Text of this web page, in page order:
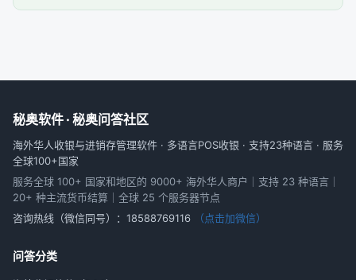
秘奥软件 · 秘奥问答社区
海外华人收银与进销存管理软件 · 多语言POS收银 · 支持23种语言 · 服务
全球100+国家
服务全球 100+ 国家和地区的 9000+ 海外华人商户｜支持 23 种语言｜
20+ 种主流货币结算｜全球 25 个服务器节点
咨询热线（微信同号）： 18588769116 （点击加微信）
问答分类